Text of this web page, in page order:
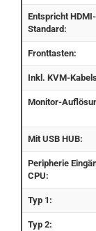
Entspricht HDMI-
Standard:
Fronttasten:
Inkl. KVM-
Monitor-
Mit USB HUB:
Peripherie
CPU:
Typ 1:
Typ 2: